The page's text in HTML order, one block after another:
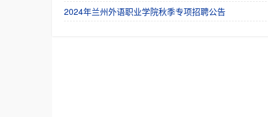
2024年兰州外语职业学院秋季专项招聘公告